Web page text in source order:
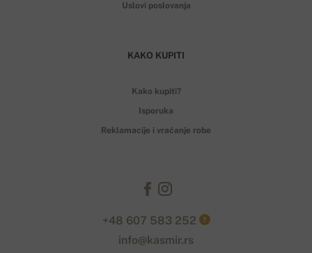
Uslovi poslovanja
KAKO KUPITI
Kako kupiti?
Isporuka
Reklamacije i vraćanje robe
+48 607 583 252 ?
info@kasmir.rs